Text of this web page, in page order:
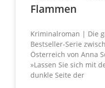
Flammen
Kriminalroman | Die
Bestseller-Serie
Österreich von Anna
»Lassen Sie sich mit
dunkle Seite der